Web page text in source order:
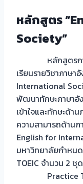
หลักสูตร
Society”
หลักสูตรการอ
เรียนรายวิชาภาษ
International
พัฒนาทักษะภาษาอั
เข้าใจและทักษะด้า
ความสามารถด้าน
English for
มหาวิทยาลัยกำหน
TOEIC จำนวน 2 ชุ
Practice Test